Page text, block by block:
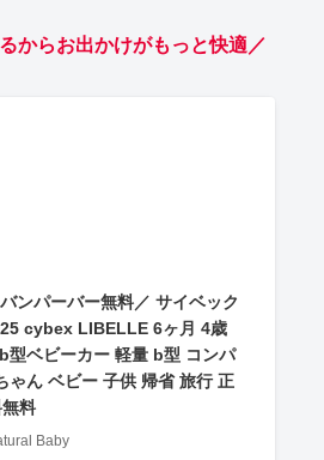
からお出かけがもっと快適／
ンパーバー無料／ サイベック
cybex LIBELLE 6ヶ月 4歳
型ベビーカー 軽量 b型 コンパ
ゃん ベビー 子供 帰省 旅行 正
料
Baby